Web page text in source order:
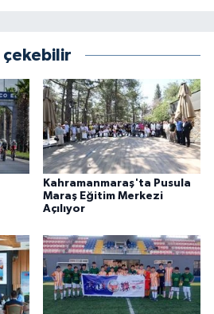
çekebilir
Kahramanmaraş'ta Pusula
Maraş Eğitim Merkezi
Açılıyor